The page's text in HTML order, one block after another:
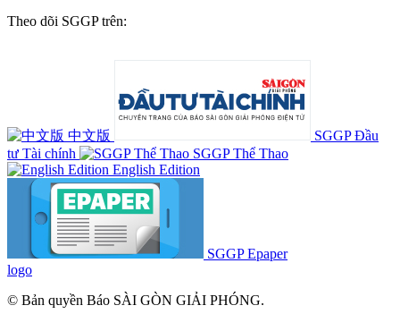
Theo dõi SGGP trên:
中文版
SGGP Đầu
tư Tài chính
SGGP Thể Thao
English Edition
SGGP Epaper
logo
© Bản quyền Báo SÀI GÒN GIẢI PHÓNG.